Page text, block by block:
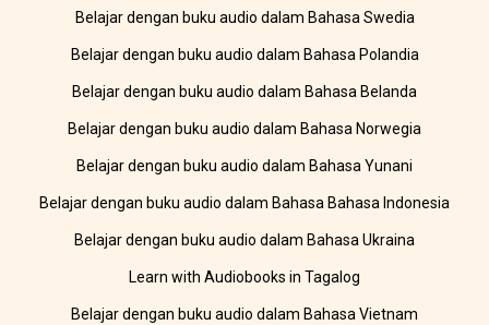
Belajar dengan buku audio dalam Bahasa Swedia
Belajar dengan buku audio dalam Bahasa Polandia
Belajar dengan buku audio dalam Bahasa Belanda
Belajar dengan buku audio dalam Bahasa Norwegia
Belajar dengan buku audio dalam Bahasa Yunani
Belajar dengan buku audio dalam Bahasa Bahasa Indonesia
Belajar dengan buku audio dalam Bahasa Ukraina
Learn with Audiobooks in Tagalog
Belajar dengan buku audio dalam Bahasa Vietnam